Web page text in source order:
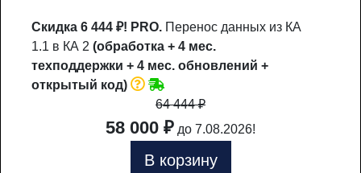
Скидка 6 444 ₽! PRO. Перенос данных из КА
1.1 в КА 2 (обработка + 4 мес.
техподдержки + 4 мес. обновлений +
открытый код)
64 444₽
58 000 ₽ до 7.08.2026!
В корзину